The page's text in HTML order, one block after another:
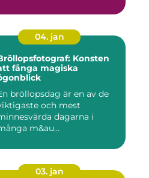
04. jan
Konsten
fånga magiska
bröllopsdag är en av de
och mest
dagarna i
m&au...
03. jan